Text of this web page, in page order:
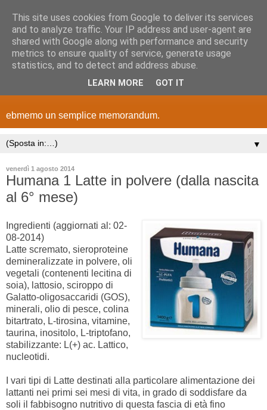
ebmemo un semplice memorandum.
▼
venerdì 1 agosto 2014
Humana 1 Latte in polvere (dalla nascita
al 6° mese)
Ingredienti (aggiornati al: 02-
08-2014)
Latte scremato, sieroproteine
demineralizzate in polvere, oli
vegetali (contenenti lecitina di
soia), lattosio, sciroppo di
Galatto-oligosaccaridi (GOS),
minerali, olio di pesce, colina
bitartrato, L-tirosina, vitamine,
taurina, inositolo, L-triptofano,
stabilizzante: L(+) ac. Lattico,
nucleotidi.
I vari tipi di Latte destinati alla particolare alimentazione dei
lattanti nei primi sei mesi di vita, in grado di soddisfare da
soli il fabbisogno nutritivo di questa fascia di età fino
This site uses cookies from Google to deliver its services
and to analyze traffic. Your IP address and user-agent are
shared with Google along with performance and security
metrics to ensure quality of service, generate usage
statistics, and to detect and address abuse.
LEARN MORE GOT IT